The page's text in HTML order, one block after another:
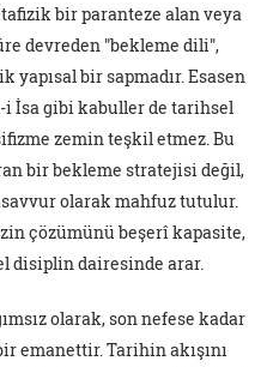
bir paranteze alan veya
devreden "bekleme dili",
bir sapmadır. Esasen
İsa gibi kabuller de tarihsel
zemin teşkil etmez. Bu
bir bekleme stratejisi değil,
olarak mahfuz tutulur.
çözümünü beşerî kapasite,
disiplin dairesinde arar.
olarak, son nefese kadar
emanettir. Tarihin akışını